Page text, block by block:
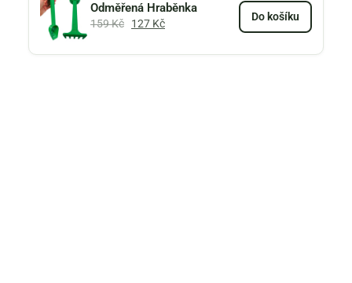
Odměřená Hraběnka
159Kč 127 Kč
Do košíku